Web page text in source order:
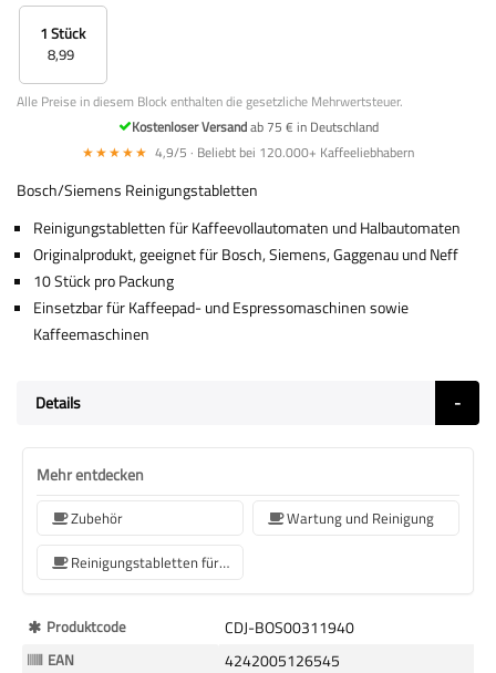
1 Stück
8,99
Alle Preise in diesem Block enthalten die gesetzliche Mehrwertsteuer.
Kostenloser Versandab 75 € in Deutschland
★★★★★ 4,9/5 · Beliebt bei 120.000+ Kaffeeliebhabern
Bosch/Siemens Reinigungstabletten
Reinigungstabletten für Kaffeevollautomaten und Halbautomaten
Originalprodukt, geeignet für Bosch, Siemens, Gaggenau und Neff
10 Stück pro Packung
Einsetzbar für Kaffeepad- und Espressomaschinen sowie
Kaffeemaschinen
Details
Mehr entdecken
Zubehör
Wartung und Reinigung
Reinigungstabletten für Kaffeemaschinen
Mehr
Informationen
Produktcode CDJ-BOS00311940
EAN 4242005126545